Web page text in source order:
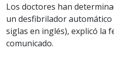
Los doctores han
un desfibrilador
siglas en inglés), explicó la
comunicado.